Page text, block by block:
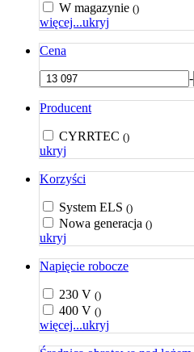
W magazynie ()
więcej...ukryj
Cena
-
Producent
CYRRTEC ()
ukryj
Korzyści
System ELS ()
Nowa generacja ()
ukryj
Napięcie robocze
230 V ()
400 V ()
więcej...ukryj